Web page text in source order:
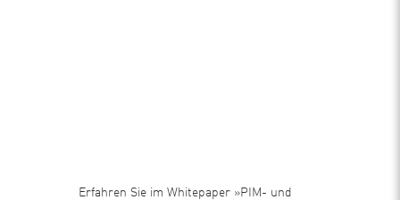
Erfahren Sie im Whitepaper »PIM- und